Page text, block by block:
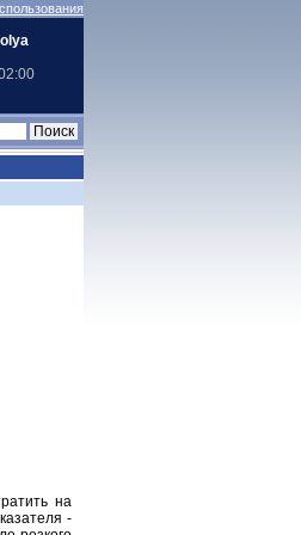
на
-